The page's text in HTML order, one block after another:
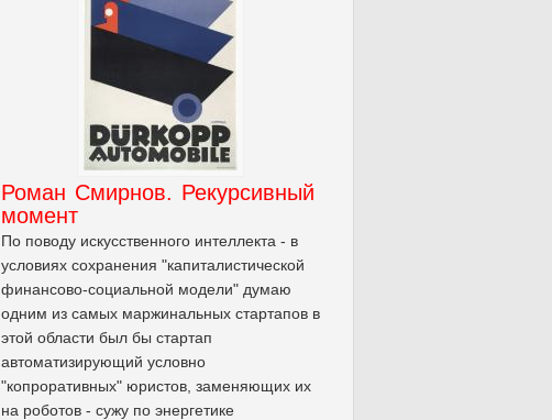
Роман Смирнов. Рекурсивный
момент
По поводу искусственного интеллекта - в
условиях сохранения "капиталистической
финансово-социальной модели" думаю
одним из самых маржинальных стартапов в
этой области был бы стартап
автоматизирующий условно
"копроративных" юристов, заменяющих их
на роботов - сужу по энергетике